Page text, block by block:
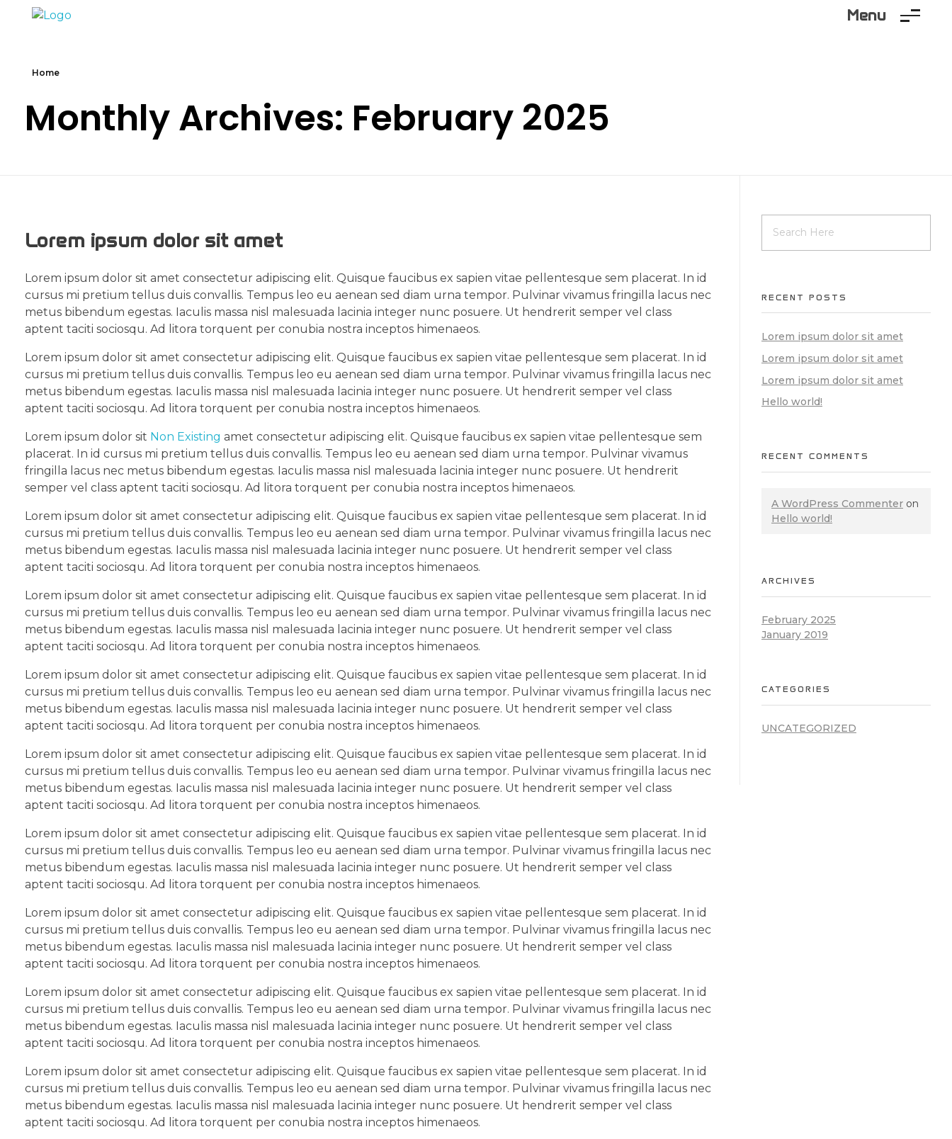
Menu
Home
Monthly Archives: February 2025
Lorem ipsum dolor sit amet
Lorem ipsum dolor sit amet consectetur adipiscing elit. Quisque faucibus ex sapien vitae pellentesque sem placerat. In id
cursus mi pretium tellus duis convallis. Tempus leo eu aenean sed diam urna tempor. Pulvinar vivamus fringilla lacus nec
metus bibendum egestas. Iaculis massa nisl malesuada lacinia integer nunc posuere. Ut hendrerit semper vel class
aptent taciti sociosqu. Ad litora torquent per conubia nostra inceptos himenaeos.
Lorem ipsum dolor sit amet consectetur adipiscing elit. Quisque faucibus ex sapien vitae pellentesque sem placerat. In id
cursus mi pretium tellus duis convallis. Tempus leo eu aenean sed diam urna tempor. Pulvinar vivamus fringilla lacus nec
metus bibendum egestas. Iaculis massa nisl malesuada lacinia integer nunc posuere. Ut hendrerit semper vel class
aptent taciti sociosqu. Ad litora torquent per conubia nostra inceptos himenaeos.
Lorem ipsum dolor sit Non Existing amet consectetur adipiscing elit. Quisque faucibus ex sapien vitae pellentesque sem
placerat. In id cursus mi pretium tellus duis convallis. Tempus leo eu aenean sed diam urna tempor. Pulvinar vivamus
fringilla lacus nec metus bibendum egestas. Iaculis massa nisl malesuada lacinia integer nunc posuere. Ut hendrerit
semper vel class aptent taciti sociosqu. Ad litora torquent per conubia nostra inceptos himenaeos.
Lorem ipsum dolor sit amet consectetur adipiscing elit. Quisque faucibus ex sapien vitae pellentesque sem placerat. In id
cursus mi pretium tellus duis convallis. Tempus leo eu aenean sed diam urna tempor. Pulvinar vivamus fringilla lacus nec
metus bibendum egestas. Iaculis massa nisl malesuada lacinia integer nunc posuere. Ut hendrerit semper vel class
aptent taciti sociosqu. Ad litora torquent per conubia nostra inceptos himenaeos.
Lorem ipsum dolor sit amet consectetur adipiscing elit. Quisque faucibus ex sapien vitae pellentesque sem placerat. In id
cursus mi pretium tellus duis convallis. Tempus leo eu aenean sed diam urna tempor. Pulvinar vivamus fringilla lacus nec
metus bibendum egestas. Iaculis massa nisl malesuada lacinia integer nunc posuere. Ut hendrerit semper vel class
aptent taciti sociosqu. Ad litora torquent per conubia nostra inceptos himenaeos.
Lorem ipsum dolor sit amet consectetur adipiscing elit. Quisque faucibus ex sapien vitae pellentesque sem placerat. In id
cursus mi pretium tellus duis convallis. Tempus leo eu aenean sed diam urna tempor. Pulvinar vivamus fringilla lacus nec
metus bibendum egestas. Iaculis massa nisl malesuada lacinia integer nunc posuere. Ut hendrerit semper vel class
aptent taciti sociosqu. Ad litora torquent per conubia nostra inceptos himenaeos.
Lorem ipsum dolor sit amet consectetur adipiscing elit. Quisque faucibus ex sapien vitae pellentesque sem placerat. In id
cursus mi pretium tellus duis convallis. Tempus leo eu aenean sed diam urna tempor. Pulvinar vivamus fringilla lacus nec
metus bibendum egestas. Iaculis massa nisl malesuada lacinia integer nunc posuere. Ut hendrerit semper vel class
aptent taciti sociosqu. Ad litora torquent per conubia nostra inceptos himenaeos.
Lorem ipsum dolor sit amet consectetur adipiscing elit. Quisque faucibus ex sapien vitae pellentesque sem placerat. In id
cursus mi pretium tellus duis convallis. Tempus leo eu aenean sed diam urna tempor. Pulvinar vivamus fringilla lacus nec
metus bibendum egestas. Iaculis massa nisl malesuada lacinia integer nunc posuere. Ut hendrerit semper vel class
aptent taciti sociosqu. Ad litora torquent per conubia nostra inceptos himenaeos.
Lorem ipsum dolor sit amet consectetur adipiscing elit. Quisque faucibus ex sapien vitae pellentesque sem placerat. In id
cursus mi pretium tellus duis convallis. Tempus leo eu aenean sed diam urna tempor. Pulvinar vivamus fringilla lacus nec
metus bibendum egestas. Iaculis massa nisl malesuada lacinia integer nunc posuere. Ut hendrerit semper vel class
aptent taciti sociosqu. Ad litora torquent per conubia nostra inceptos himenaeos.
Lorem ipsum dolor sit amet consectetur adipiscing elit. Quisque faucibus ex sapien vitae pellentesque sem placerat. In id
cursus mi pretium tellus duis convallis. Tempus leo eu aenean sed diam urna tempor. Pulvinar vivamus fringilla lacus nec
metus bibendum egestas. Iaculis massa nisl malesuada lacinia integer nunc posuere. Ut hendrerit semper vel class
aptent taciti sociosqu. Ad litora torquent per conubia nostra inceptos himenaeos.
Lorem ipsum dolor sit amet consectetur adipiscing elit. Quisque faucibus ex sapien vitae pellentesque sem placerat. In id
cursus mi pretium tellus duis convallis. Tempus leo eu aenean sed diam urna tempor. Pulvinar vivamus fringilla lacus nec
metus bibendum egestas. Iaculis massa nisl malesuada lacinia integer nunc posuere. Ut hendrerit semper vel class
aptent taciti sociosqu. Ad litora torquent per conubia nostra inceptos himenaeos.
RECENT POSTS
Lorem ipsum dolor sit amet
Lorem ipsum dolor sit amet
Lorem ipsum dolor sit amet
Hello world!
RECENT COMMENTS
A WordPress Commenter on
Hello world!
ARCHIVES
February 2025
January 2019
CATEGORIES
UNCATEGORIZED